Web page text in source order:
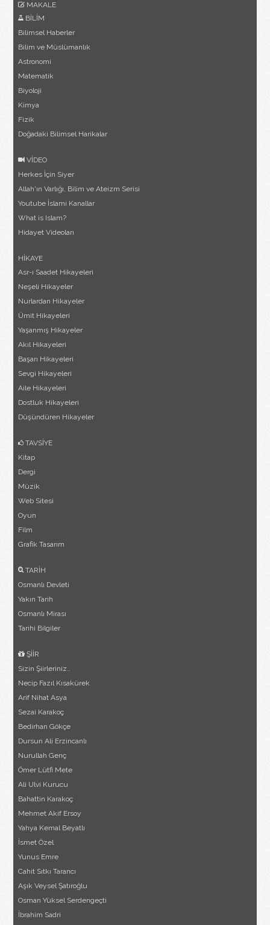
MAKALE
BİLİM
Bilimsel Haberler
Bilim ve Müslümanlık
Astronomi
Matematik
Biyoloji
Kimya
Fizik
Doğadaki Bilimsel Harikalar
VİDEO
Herkes İçin Siyer
Allah'ın Varlığı, Bilim ve Ateizm Serisi
Youtube İslami Kanallar
What is Islam?
Hidayet Videoları
HİKAYE
Asr-ı Saadet Hikayeleri
Neşeli Hikayeler
Nurlardan Hikayeler
Ümit Hikayeleri
Yaşanmış Hikayeler
Akıl Hikayeleri
Başarı Hikayeleri
Sevgi Hikayeleri
Aile Hikayeleri
Dostluk Hikayeleri
Düşündüren Hikayeler
TAVSİYE
Kitap
Dergi
Müzik
Web Sitesi
Oyun
Film
Grafik Tasarım
TARİH
Osmanlı Devleti
Yakın Tarih
Osmanlı Mirası
Tarihi Bilgiler
ŞİİR
Sizin Şiirleriniz..
Necip Fazıl Kısakürek
Arif Nihat Asya
Sezai Karakoç
Bedirhan Gökçe
Dursun Ali Erzincanlı
Nurullah Genç
Ömer Lütfi Mete
Ali Ulvi Kurucu
Bahattin Karakoç
Mehmet Akif Ersoy
Yahya Kemal Beyatlı
İsmet Özel
Yunus Emre
Cahit Sıtkı Tarancı
Aşık Veysel Şatıroğlu
Osman Yüksel Serdengeçti
İbrahim Sadri